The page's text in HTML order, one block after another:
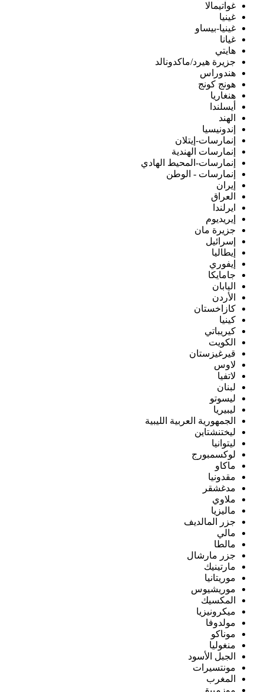
غواتيمالا
غينيا
غينيا-بيساو
غيانا
هايتي
جزيرة هيرد/ماكدونالد
هندوراس
هونج كونج
هنغاريا
أيسلندا
الهند
إندونيسيا
إنمارسات-إيتلان
إنمارسات الهندية
إنمارسات-المحيط الهادي
إنمارسات - الوطن
إيران
العراق
ايرلندا
إيريديوم
جزيرة مان
إسرائيل
إيطاليا
إيفوري
جامايكا
اليابان
الأردن
كازاخستان
كينيا
كيريباتي
الكويت
قيرغيزستان
لاوس
لاتفيا
لبنان
ليسوتو
ليبيريا
الجمهورية العربية الليبية
ليختنشتاين
ليتوانيا
لوكسمبورج
ماكاو
مقدونيا
مدغشقر
ملاوي
ماليزيا
جزر المالديف
مالي
مالطا
جزر مارشال
مارتينيك
موريتانيا
موريشيوس
المكسيك
ميكرونيزيا
مولدوفا
موناكو
منغوليا
الجبل الأسود
مونتسيرات
المغرب
موزمبيق